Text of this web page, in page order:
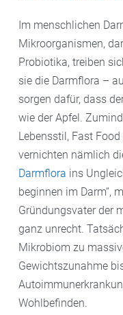
Im menschlichen
Mikroorganismen,
Probiotika, treiben
sie die Darmflora –
sorgen dafür, dass
wie der Apfel.
Lebensstil, Fast
vernichten nämlich
Darmflora ins
beginnen im Darm“,
Gründungsvater der
ganz unrecht.
Mikrobiom zu
Gewichtszunahme
Wohlbefinden.